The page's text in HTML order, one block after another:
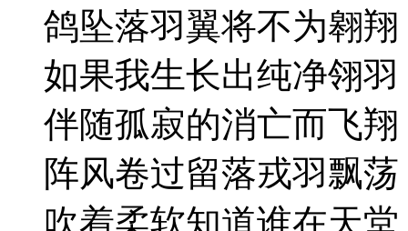
鸽坠落羽翼将不为翱翔
如果我生长出纯净翎羽
伴随孤寂的消亡而飞翔
阵风卷过留落戎羽飘荡
吹着柔软知道谁在天堂